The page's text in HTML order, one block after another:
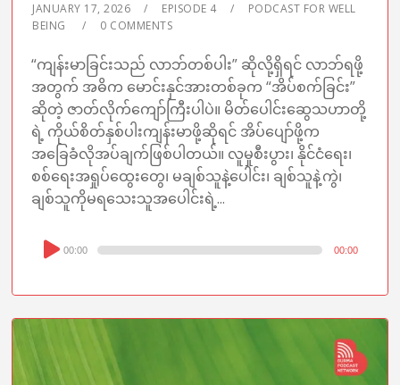
JANUARY 17, 2026 EPISODE 4
PODCAST FOR WELL
BEING
0 COMMENTS
“ကျန်းမာခြင်းသည် လာဘ်တစ်ပါး” ဆိုလို့ရှိရင် လာဘ်ရဖို့
အတွက် အဓိက မောင်းနှင်အားတစ်ခုက “အိပ်စက်ခြင်း”
ဆိုတဲ့ ဇာတ်လိုက်ကျော်ကြီးပါပဲ။ မိတ်ပေါင်းဆွေသဟာတို့
ရဲ့ ကိုယ်စိတ်နှစ်ပါးကျန်းမာဖို့ဆိုရင် အိပ်ပျော်ဖို့က
အခြေခံလိုအပ်ချက်ဖြစ်ပါတယ်။ လူမှုစီးပွား၊ နိုင်ငံရေး၊
စစ်ရေးအရှုပ်ထွေးတွေ၊ မချစ်သူနဲ့ပေါင်း၊ ချစ်သူနဲ့ကွဲ၊
ချစ်သူကိုမရသေးသူအပေါင်းရဲ့...
Audio
Player
00:00 00:00